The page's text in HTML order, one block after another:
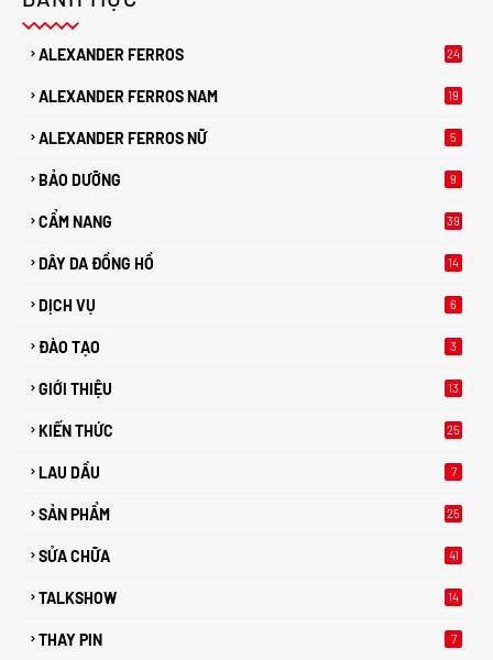
ALEXANDER FERROS 24
ALEXANDER FERROS NAM 19
ALEXANDER FERROS NỮ 5
BẢO DƯỠNG 9
CẨM NANG 39
DÂY DA ĐỒNG HỒ 14
DỊCH VỤ 6
ĐÀO TẠO 3
GIỚI THIỆU 13
KIẾN THỨC
25
LAU DẦU 7
SẢN PHẨM 25
SỬA CHỮA 41
TALKSHOW 14
THAY PIN 7